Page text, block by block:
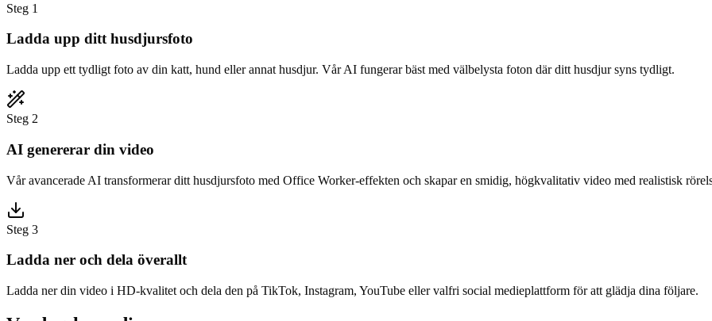
Steg 1
Ladda upp ditt husdjursfoto
Ladda upp ett tydligt foto av din katt, hund eller annat husdjur. Vår AI fungerar bäst med välbelysta foton där ditt husdjur syns tydligt.
Steg 2
AI genererar din video
Vår avancerade AI transformerar ditt husdjursfoto med Office Worker-effekten och skapar en smidig, högkvalitativ video med realistisk
Steg 3
Ladda ner och dela överallt
Ladda ner din video i HD-kvalitet och dela den på TikTok, Instagram, YouTube eller valfri social medieplattform för att glädja dina följare.